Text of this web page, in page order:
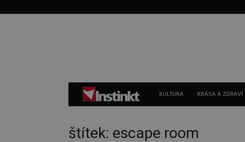
Instinkt
KULTURA KRÁSA A ZDRAVÍ
štítek: escape room